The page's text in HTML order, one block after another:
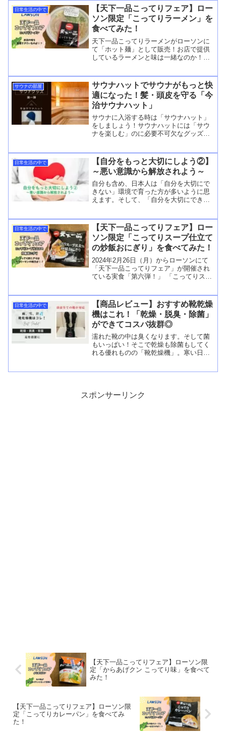
日常生活の中で
【天下一品こってりフェア】ロー
ソン限定「こってりラーメン」を
食べてみた！
天下一品こってりラーメンがローソンに
て「ホット麺」として販売！お店で提供
しているラーメンと味は一緒なのか！？
サウナの部屋
サウナハットでサウナがもっと快
適になった！髪・頭皮を守る「今
治サウナハット」
サウナに入浴する時は「サウナハット」
をしましょう！サウナハットには「サウ
ナを楽しむ」のに必要不可欠なグッズで
日常生活の中で
【自分をもっと大切にしよう②】
～悪い意識から解放されよう～
自分も含め、日本人は「自分を大切にで
きない」環境で育った方が多いように思
えます。そして、「自分を大切にできな
「仕事、恋人、家族、お金」など人それ
ぞれあると思いますが、これReedMore...
日常生活の中で
【天下一品こってりフェア】ロー
ソン限定「こってりスープ仕立て
の炒飯おにぎり」を食べてみた！
2024年2月26日（月）からローソンにて
「天下一品こってりフェア」が開催され
ている実食「第六弾！」 「こってりスー
か！？
日常生活の中で
【商品レビュー】おすすめ靴乾燥
機はこれ！「乾燥・脱臭・除菌」
ができてコスパ抜群◎
濡れた靴の中は臭くなります。そして菌
もいっぱい！そこで乾燥も除菌もしてく
れる優れものの「靴乾燥機」。寒い日で
スポンサーリンク
【天下一品こってりフェア】ローソン限
定「からあげクン こってり味」を食べて
みた！
【天下一品こってりフェア】ローソン限
定「こってりカレーパン」を食べてみ
た！